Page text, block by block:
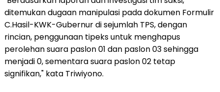
ditemukan dugaan manipulasi pada dokumen Formulir
C.Hasil-KWK-Gubernur di sejumlah TPS, dengan
rincian, penggunaan tipeks untuk menghapus
perolehan suara paslon 01 dan paslon 03 sehingga
menjadi 0, sementara suara paslon 02 tetap
signifikan," kata Triwiyono.